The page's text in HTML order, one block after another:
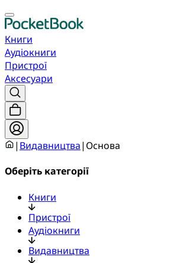
Книги
Аудіокниги
Пристрої
Аксесуари
| Видавництва| Основа
Оберіть категорії
Книги
Пристрої
Аудіокниги
Видавництва